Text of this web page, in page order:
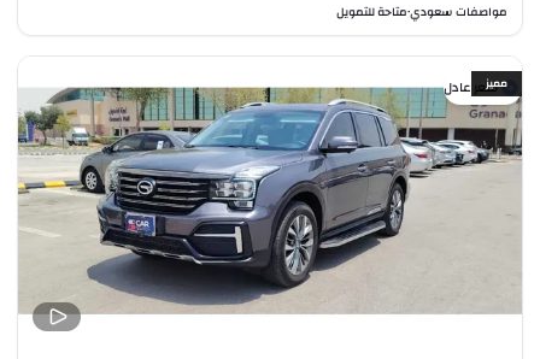
مواصفات سعودي•متاحة للتمويل
سعر عادلمميز